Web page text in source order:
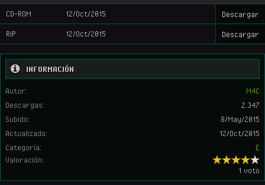
CD-ROM
12/Oct/2015 Descargar
RiP 12/Oct/2015 Descargar
INFORMACIÓN
Autor:
M4C
Descargas:
2.347
Subido:
8/May/2015
Actualizado:
12/Oct/2015
Categoría:
E
Valoración:
1 voto